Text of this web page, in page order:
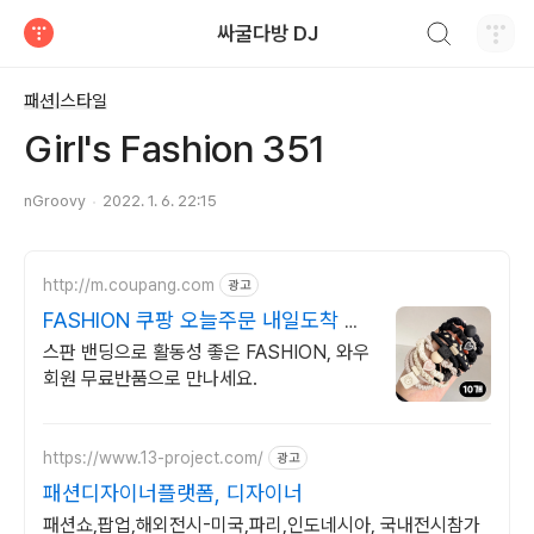
싸굴다방 DJ
패션|스타일
Girl's Fashion 351
nGroovy 2022. 1. 6. 22:15
http://m.coupang.com 광고
FASHION 쿠팡 오늘주문 내일도착 로
켓배송
스판 밴딩으로 활동성 좋은 FASHION, 와우
회원 무료반품으로 만나세요.
https://www.13-project.com/ 광고
패션디자이너플랫폼, 디자이너
패션쇼,팝업,해외전시-미국,파리,인도네시아, 국내전시참가